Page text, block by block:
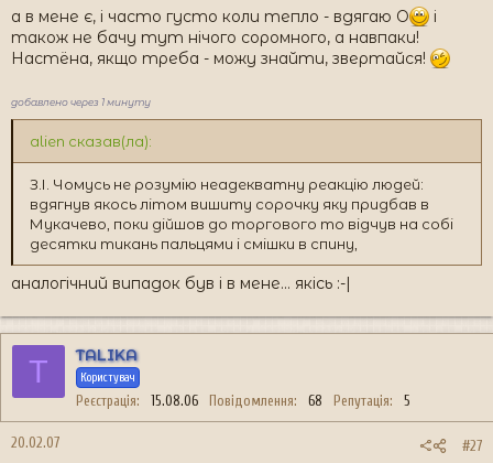
а в мене є, і часто густо коли тепло - вдягаю O
і
також не бачу тут нічого соромного, а навпаки!
Настёна, якщо треба - можу знайти, звертайся!
добавлено через 1 минуту
alien сказав(ла):
З.І. Чомусь не розумію неадекватну реакцію людей:
вдягнув якось літом вишиту сорочку яку придбав в
Мукачево, поки дійшов до торгового то відчув на собі
десятки тикань пальцями і смішки в спину,
аналогічний випадок був і в мене... якісь :-|
T TALIKA
Користувач
Реєстрація 15.08.06 Повідомлення 68 Репутація 5
20.02.07 #27